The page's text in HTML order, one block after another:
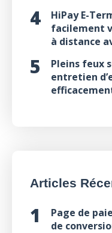
HiPay E-
facilement
à distance
Pleins feux
entretien
Articles
Page de
de